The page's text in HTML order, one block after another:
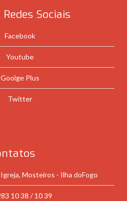
Redes Sociais
Facebook
Youtube
Goolge Plus
Twitter
Igreja, Mosteiros - Ilha doFogo
10 38 / 10 39